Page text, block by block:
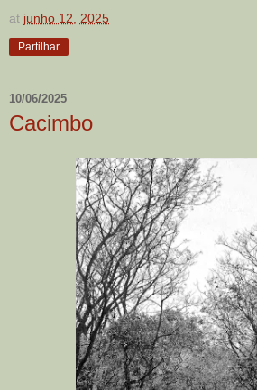
at junho 12, 2025
Partilhar
10/06/2025
Cacimbo